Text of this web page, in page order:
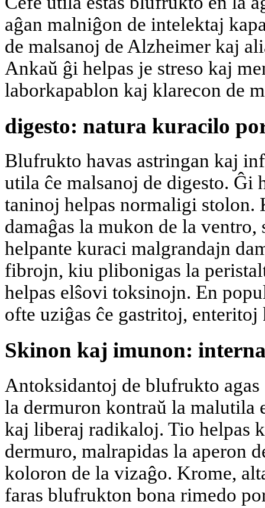
aĝan malniĝon de intelektaj
de malsanoj de Alzheimer kaj
Ankaŭ ĝi helpas je streso kaj
laborkapablon kaj klarecon de
digesto: natura kuracilo
Blufrukto havas astringan kaj
utila ĉe malsanoj de digesto. Ĝi
taninoj helpas normaligi stolon.
damaĝas la mukon de la
helpante kuraci malgrandajn
fibrojn, kiu plibonigas la
helpas elŝovi toksinojn. En
ofte uziĝas ĉe gastritoj,
Skinon kaj imunon:
Antoksidantoj de blufrukto
la dermuron kontraŭ la malutila
kaj liberaj radikaloj. Tio helpas
dermuro, malrapidas la aperon
koloron de la vizaĝo. Krome,
faras blufrukton bona rimedo